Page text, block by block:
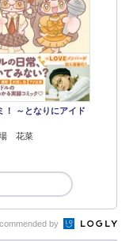
！ ～となりにアイド
花菜
by